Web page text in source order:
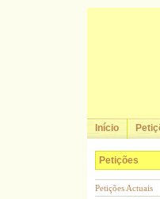
Início
Petições
Petições Actuais